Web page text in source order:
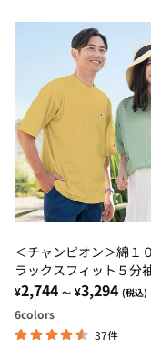
＜チャンピオン＞綿１
ラックスフィット５分
ツ
¥2,744 ～ ¥3,294 (税込)
6colors
37件